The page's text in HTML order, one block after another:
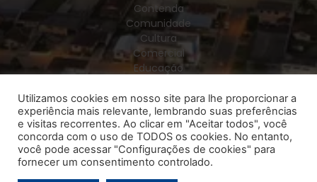
Contenda
Comunidade
Cultura
Comercial
Educação
Geral
Política
Policial
Saúde
Região
Utilizamos cookies em nosso site para lhe proporcionar a
experiência mais relevante, lembrando suas preferências
e visitas recorrentes. Ao clicar em "Aceitar todos", você
concorda com o uso de TODOS os cookies. No entanto,
você pode acessar "Configurações de cookies" para
fornecer um consentimento controlado.